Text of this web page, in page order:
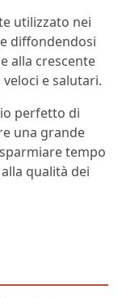
utilizzato nei
diffondendosi
alla crescente
e salutari.
perfetto di
una grande
tempo
qualità dei